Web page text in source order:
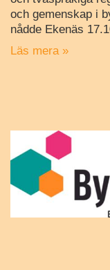
och gemenskap i
nådde Ekenäs
Läs mera »